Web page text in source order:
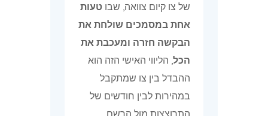
של צו קיום צוואה, שבו טעות
אחת במסמכים שולחת את
הבקשה חזרה ומעכבת את
הכל, הליווי האישי הזה הוא
ההבדל בין צו שמתקבל
במהירות לבין חודשים של
התרוצצות מול הרשם.